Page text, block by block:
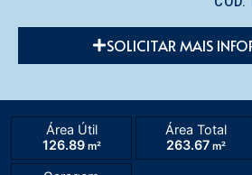
SOLICITAR MAIS
Área Útil
126.89m²
Área Total
263.67 m²